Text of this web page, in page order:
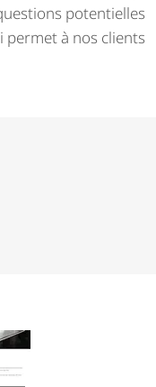
potentielles
permet à nos clients